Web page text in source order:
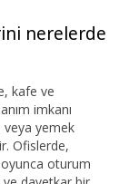
nerelerde
kafe ve
imkanı
veya yemek
Ofislerde,
oturum